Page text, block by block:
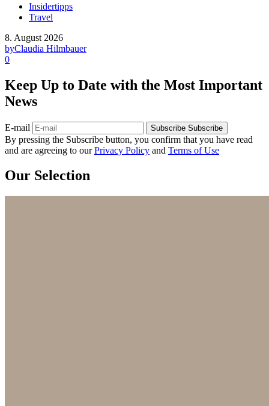
Insidertipps
Travel
8. August 2026
byClaudia Hilmbauer
0
Keep Up to Date with the Most Important
News
E-mail Subscribe Subscribe
By pressing the Subscribe button, you confirm that you have read
and are agreeing to ourPrivacy Policy and Terms of Use
Our Selection